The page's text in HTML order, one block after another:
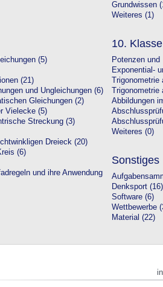
Grundwissen
Weiteres (1)
(5)
(21)
und Ungleichungen (6)
Gleichungen (2)
Vielecke (5)
Streckung (3)
Dreieck (20)
(6)
und ihre Anwendung
10. Klasse
Potenzen
Exponential-
Abbildungen
Weiteres (0)
Sonstiges
Denksport (16)
Software (6)
Wettbewerbe
Material (22)